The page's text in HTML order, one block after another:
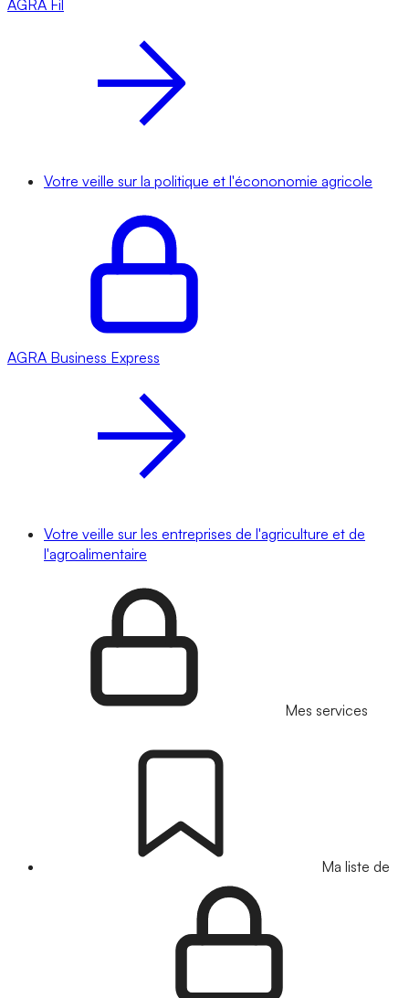
AGRA Fil
Votre veille sur la politique et l'écononomie agricole
AGRA Business Express
Votre veille sur les entreprises de l'agriculture et de
l'agroalimentaire
Mes services
Ma liste de